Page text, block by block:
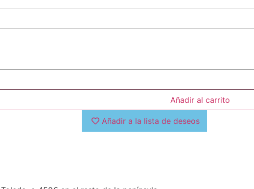
Añadir al carrito
Añadir a la lista de deseos